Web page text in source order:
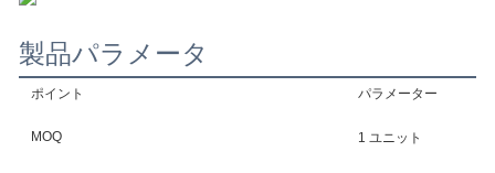
製品パラメータ
ポイント パラメーター
MOQ 1 ユニット